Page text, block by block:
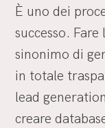
È uno dei
successo.
sinonimo di
in totale
lead
creare